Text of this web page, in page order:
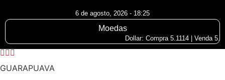
6 de agosto, 2026 - 18:25
Moedas
Dollar: Compra 5.1114 | Venda 5.1250
GUARAPUAVA